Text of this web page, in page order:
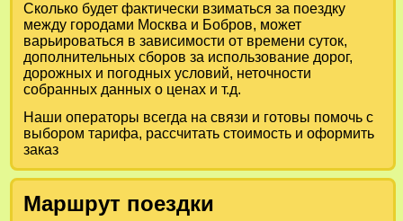
Сколько будет фактически взиматься за поездку
между городами Москваи Бобров, может
варьироваться в зависимости от времени суток,
дополнительных сборов за использование дорог,
дорожных и погодных условий, неточности
собранных данных о ценах и т.д.
Наши операторы всегда на связи и готовы помочь с
выбором тарифа, рассчитать стоимость и оформить
заказ
Маршрут поездки